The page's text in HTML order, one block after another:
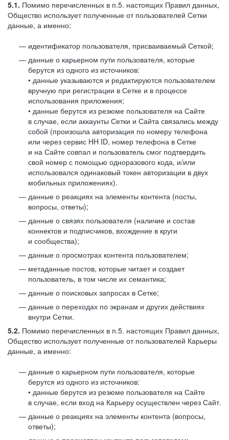
5.1. Помимо перечисленных в п.5. настоящих Правил данных,
Общество использует полученные от пользователей Сетки
данные, а именно:
идентификатор пользователя, присваиваемый Сеткой;
данные о карьерном пути пользователя, которые
берутся из одного из источников:
• данные указываются и редактируются пользователем
вручную при регистрации в Сетке и в процессе
использования приложения;
• данные берутся из резюме пользователя на Сайте
в случае, если аккаунты Сетки и Сайта связались между
собой (произошла авторизация по номеру телефона
или через сервис HH ID, номер телефона в Сетке
и на Сайте совпал и пользователь смог подтвердить
свой номер с помощью одноразового кода, и/или
использовался одинаковый токен авторизации в двух
мобильных приложениях).
данные о реакциях на элементы контента (посты,
вопросы, ответы);
данные о связях пользователя (наличие и состав
коннектов и подписчиков, вхождение в круги
и сообщества);
данные о просмотрах контента пользователем;
метаданные постов, которые читает и создает
пользователь, в том числе их семантика;
данные о поисковых запросах в Сетке;
данные о переходах по экранам и других действиях
внутри Сетки.
5.2. Помимо перечисленных в п.5. настоящих Правил данных,
Общество использует полученные от пользователей Карьеры
данные, а именно:
данные о карьерном пути пользователя, которые
берутся из одного из источников:
• данные берутся из резюме пользователя на Сайте
в случае, если вход на Карьеру осуществлен через Сайт.
данные о реакциях на элементы контента (вопросы,
ответы);